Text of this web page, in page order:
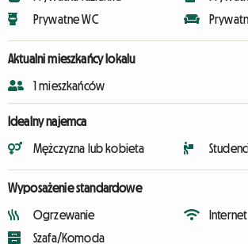
Prywatne WC
Aktualni mieszkańcy lokalu
1 mieszkańców
Idealny najemca
Mężczyzna lub kobieta
Wyposażenie standardowe
Ogrzewanie
Szafa/Komoda
Internet